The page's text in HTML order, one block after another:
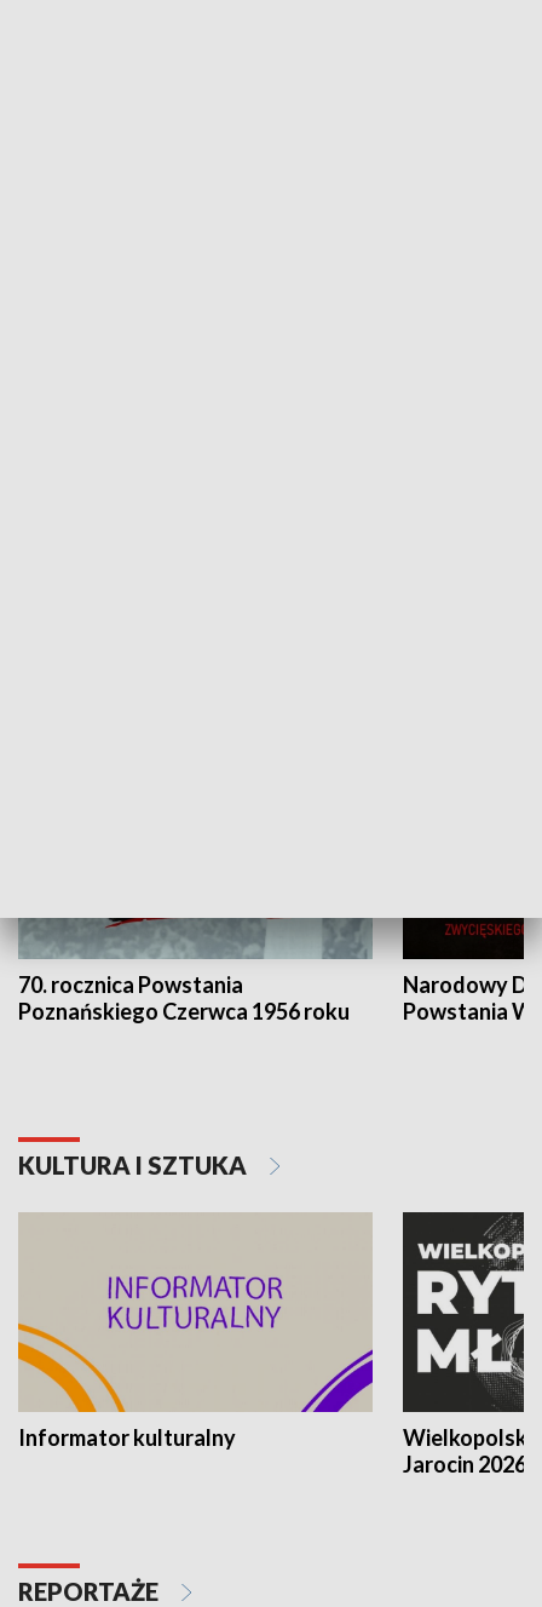
70. rocznica Powstania
Poznańskiego Czerwca 1956 roku
Narodowy
Powstania
KULTURA I SZTUKA
Informator kulturalny
Jarocin 2026
REPORTAŻE